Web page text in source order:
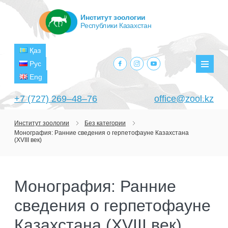
+7 (727) 269‒48‒76 office@zool.kz
Қаз
Рус
Eng
facebook.com
instagram.com
youtube.com
Институт зоологии
Республики Казахстан
ГЛАВНАЯ
РУКОВОДСТВО
СТРУКТУРА
ПОДРАЗДЕЛЕНИЯ
ЛАБОРАТОРИЯ ТЕРИОЛОГИИ
НАУЧНО-ИССЛЕДОВАТЕЛЬСКИЕ
ПРОЕКТЫ
ТЕКУЩИЕ ПРОЕКТЫ
Институт зоологии
Без категории
Монография: Ранние сведения о герпетофауне Казахстана
(XVIII век)
Монография: Ранние
сведения о герпетофауне